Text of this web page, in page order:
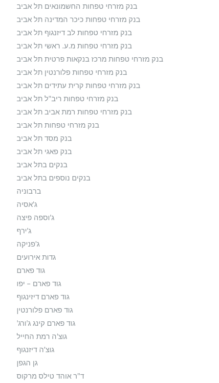
בנק מזרחי טפחות החשמונאים תל אביב
בנק מזרחי טפחות כיכר המדינה תל אביב
בנק מזרחי טפחות לב דיזנגוף תל אביב
בנק מזרחי טפחות מ.ע. ראשי תל אביב
בנק מזרחי טפחות מרכז בנקאות פרטית תל אביב
בנק מזרחי טפחות פלורנטין תל אביב
בנק מזרחי טפחות קרית עתידים תל אביב
בנק מזרחי טפחות ריב"ל תל אביב
בנק מזרחי טפחות רמת אביב תל אביב
בנק מזרחי טפחות תל אביב
בנק מסד תל אביב
בנק פאגי תל אביב
בנקים בתל אביב
בנקים נוספים בתל אביב
ברבוניה
ג'אסיה
ג'וספה פיצה
ג'ירף
ג'פניקה
גדות אירועים
גוד פארם
גוד פארם – יפו
גוד פארם דיזינגוף
גוד פארם פלורנטין
גוד פארם קינג ג'ורג'
גוצ'ה רמת החייל
גוצ’ה דיזנגוף
גן הגפן
ד"ר אוהד טילס מרקוס